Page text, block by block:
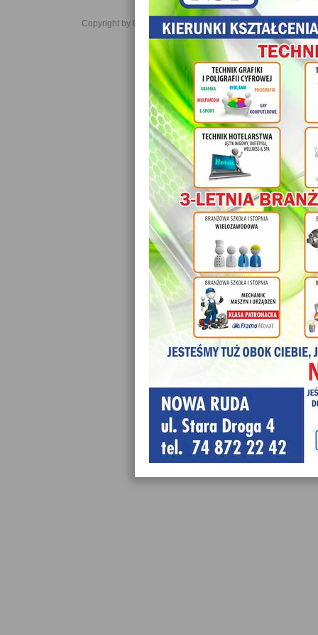
Copyright by Daniel JabĹoĹski 2006-2021. All rights